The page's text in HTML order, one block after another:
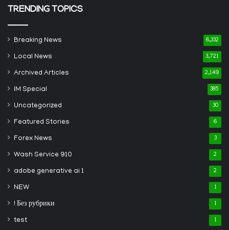
TRENDING TOPICS
Breaking News 6,332
Local News 3,721
Archived Articles 2,149
IM Special 385
Uncategorized 30
Featured Stories 6
Forex News 3
Wash Service 910 2
adobe generative ai 1 2
NEW 1
! Без рубрики 1
test 1